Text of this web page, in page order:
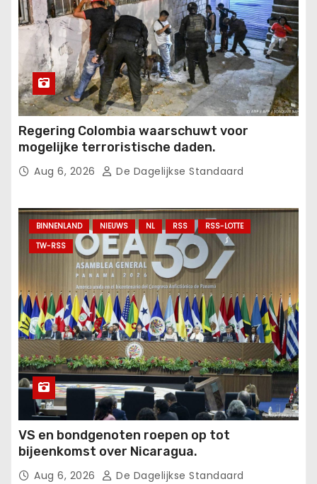
Regering Colombia waarschuwt voor
mogelijke terroristische daden.
Aug 6, 2026 De Dagelijkse Standaard
BINNENLAND NIEUWS NL RSS
RSS-LOTTE
TW-RSS
VS en bondgenoten roepen op tot
bijeenkomst over Nicaragua.
Aug 6, 2026 De Dagelijkse Standaard